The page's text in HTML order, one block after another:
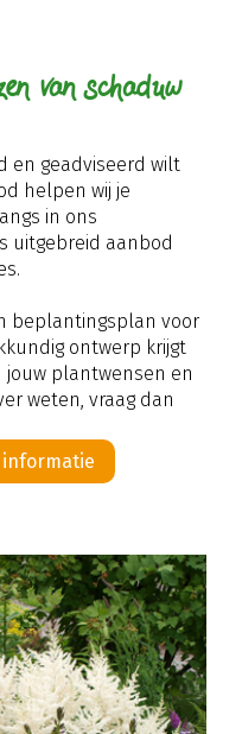
van schaduw
en geadviseerd wilt
helpen wij je
in ons
uitgebreid aanbod
beplantingsplan voor
ontwerp krijgt
jouw plantwensen en
weten, vraag dan